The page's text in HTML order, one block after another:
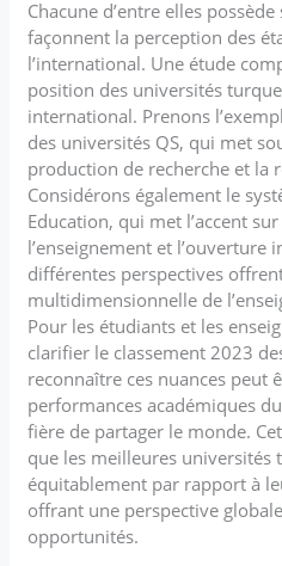
Chacune d’entre elles
façonnent la perception des
l’international. Une étude
position des universités
international. Prenons
des universités QS, qui met
production de recherche et la
Considérons également le
Education, qui met l’accent
l’enseignement et l’ouverture
différentes perspectives
multidimensionnelle de
Pour les étudiants et les
clarifier le classement 2023
reconnaître ces nuances peut
performances académiques
fière de partager le monde.
que les meilleures universités
équitablement par rapport à
offrant une perspective
opportunités.